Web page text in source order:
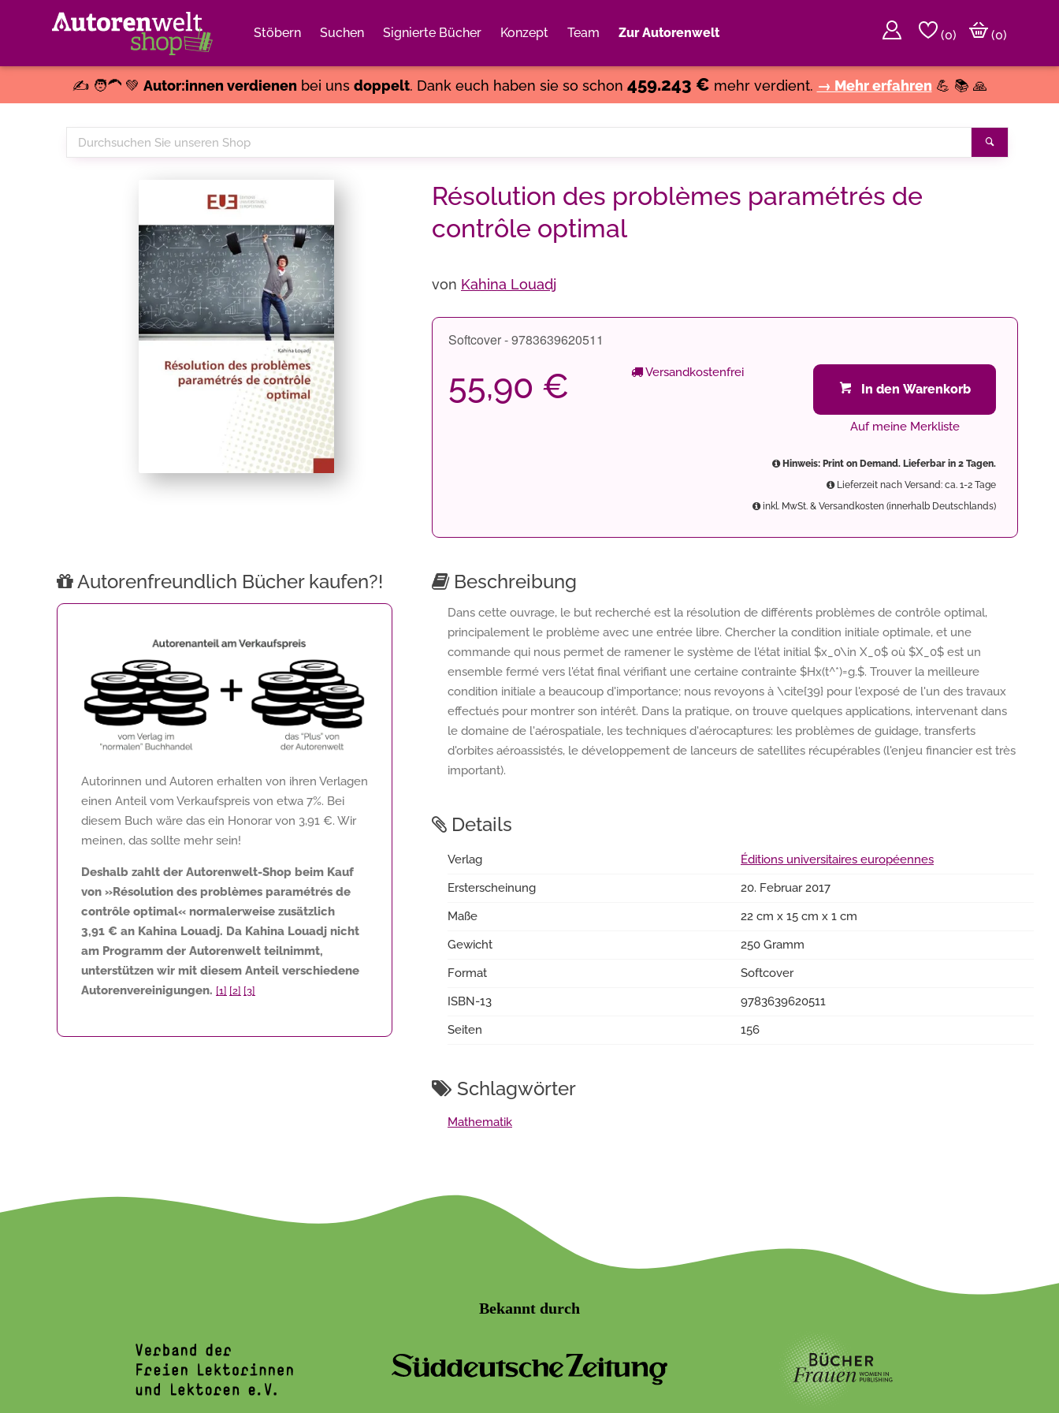
Stöbern Suchen Signierte Bücher Konzept Team Zur Autorenwelt (0)
(0)
✍️ 🧑‍🦱 💚 Autor:innen verdienenbei uns doppelt. Dank euch haben sie so schon 459.243 € mehr verdient. → Mehr erfahren 💪 📚 🙏
Durchsuchen
Sie
Résolution des problèmes paramétrés de
contrôle optimal
von Kahina Louadj
Softcover - 9783639620511
55,90 € Versandkostenfrei
In den Warenkorb
Auf meine Merkliste
Hinweis: Print on Demand. Lieferbar in 2 Tagen.
Lieferzeit nach Versand: ca. 1-2 Tage
inkl. MwSt. & Versandkosten (innerhalb Deutschlands)
Autorenfreundlich Bücher kaufen?!
Autorinnen und Autoren erhalten von ihren Verlagen
einen Anteil vom Verkaufspreis von etwa 7%. Bei
diesem Buch wäre das ein Honorar von 3,91 €. Wir
meinen, das sollte mehr sein!
Deshalb zahlt der Autorenwelt-Shop beim Kauf
von »Résolution des problèmes paramétrés de
contrôle optimal« normalerweise zusätzlich
3,91 € an Kahina Louadj. Da Kahina Louadj nicht
am Programm der Autorenwelt teilnimmt,
unterstützen wir mit diesem Anteil verschiedene
Autorenvereinigungen. [1] [2] [3]
Beschreibung
Dans cette ouvrage, le but recherché est la résolution de différents problèmes de contrôle optimal,
principalement le problème avec une entrée libre. Chercher la condition initiale optimale, et une
commande qui nous permet de ramener le système de l'état initial $x_0\in X_0$ où $X_0$ est un
ensemble fermé vers l'état final vérifiant une certaine contrainte $Hx(t^*)=g.$. Trouver la meilleure
condition initiale a beaucoup d'importance; nous revoyons à \cite{39} pour l'exposé de l'un des travaux
effectués pour montrer son intérêt. Dans la pratique, on trouve quelques applications, intervenant dans
le domaine de l'aérospatiale, les techniques d'aérocaptures: les problèmes de guidage, transferts
d'orbites aéroassistés, le développement de lanceurs de satellites récupérables (l'enjeu financier est très
important).
Details
Verlag
Éditions universitaires européennes
Ersterscheinung
20. Februar 2017
Maße
22 cm x 15 cm x 1 cm
Gewicht
250 Gramm
Format
Softcover
ISBN-13
9783639620511
Seiten
156
Schlagwörter
Mathematik
Bekannt durch